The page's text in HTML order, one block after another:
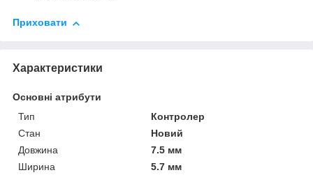
Приховати
Характеристики
Основні атрибути
Тип
Контролер
Стан
Новий
Довжина
7.5 мм
Ширина
5.7 мм